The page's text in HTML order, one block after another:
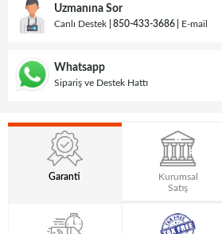
Uzmanına Sor
Canlı Destek 850-433-3686 E-mail
Whatsapp
Sipariş ve Destek Hattı
Garanti
Kurumsal
Satış